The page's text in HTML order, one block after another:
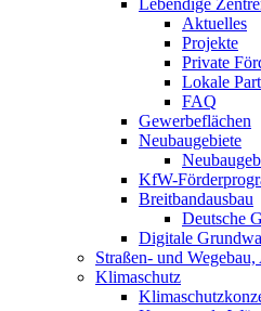
Lebendige
Aktuelles
Projekte
Private
Lokale
FAQ
Gewerbeflächen
Neubaugebiete
KfW-
Breitbandausbau
Deutsche
Digitale
Straßen- und
Klimaschutz